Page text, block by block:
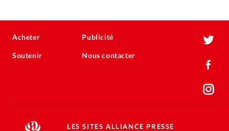
Acheter
Soutenir
Publicité
Nous contacter
LES SITES ALLIANCE PRESSE